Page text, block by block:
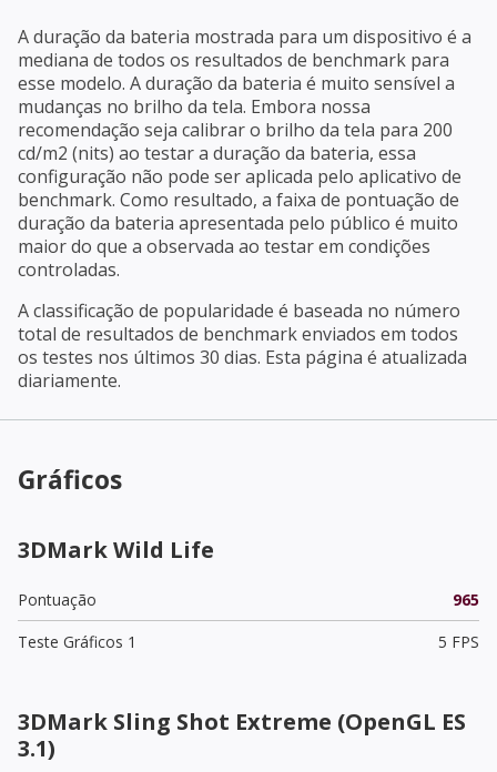
A duração da bateria mostrada para um dispositivo é a
mediana de todos os resultados de benchmark para
esse modelo. A duração da bateria é muito sensível a
mudanças no brilho da tela. Embora nossa
recomendação seja calibrar o brilho da tela para 200
cd/m2 (nits) ao testar a duração da bateria, essa
configuração não pode ser aplicada pelo aplicativo de
benchmark. Como resultado, a faixa de pontuação de
duração da bateria apresentada pelo público é muito
maior do que a observada ao testar em condições
controladas.
A classificação de popularidade é baseada no número
total de resultados de benchmark enviados em todos
os testes nos últimos 30 dias. Esta página é atualizada
diariamente.
Gráficos
3DMark Wild Life
Pontuação
965
Teste Gráficos 1
5 FPS
3DMark Sling Shot Extreme (OpenGL ES
3.1)